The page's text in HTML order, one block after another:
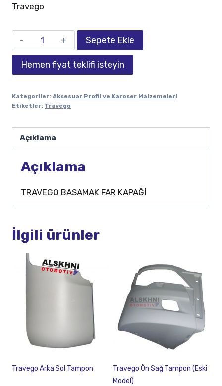
Travego
Sepete Ekle
Hemen fiyat teklifi isteyin
Kategoriler: Aksesuar Profil ve Karoser Malzemeleri
Etiketler: Travego
Açıklama
Açıklama
TRAVEGO BASAMAK FAR KAPAĞİ
İlgili ürünler
Travego Arka Sol Tampon
Travego Ön Sağ Tampon (Eski
Model)